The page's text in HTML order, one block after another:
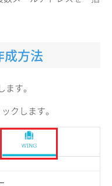
成方法
す。
クします。